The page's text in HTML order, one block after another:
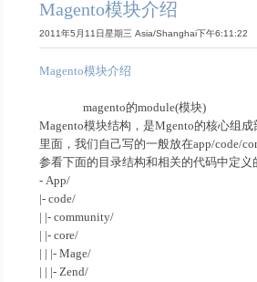
Magento模块介绍
2011年5月11日星期三 Asia/Shanghai下午6:11:22
Magento模块介绍
magento的module(模块)
Magento模块结构，是Mgento的核心组
里面，我们自己写的一般放在app/code/
参看下面的目录结构和相关的代码中定义
- App/
|- code/
| |- community/
| |- core/
| | |- Mage/
| | |- Zend/